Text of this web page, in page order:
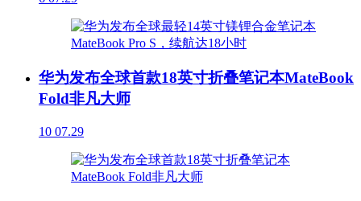
华为发布全球首款18英寸折叠笔记本MateBook
Fold非凡大师
10 07.29